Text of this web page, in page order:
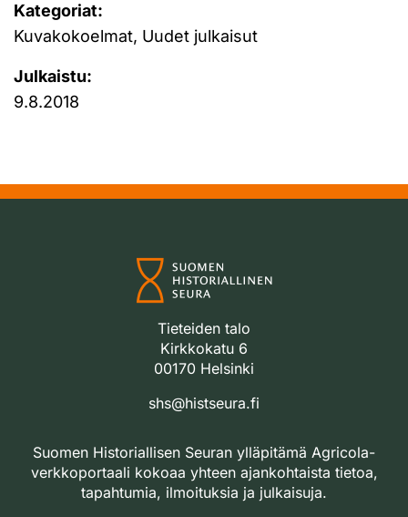
Kategoriat:
Kuvakokoelmat, Uudet julkaisut
Julkaistu:
9.8.2018
Tieteiden talo
Kirkkokatu 6
00170 Helsinki
shs@histseura.fi
Suomen Historiallisen Seuran ylläpitämä Agricola-
verkkoportaali kokoaa yhteen ajankohtaista tietoa,
tapahtumia, ilmoituksia ja julkaisuja.